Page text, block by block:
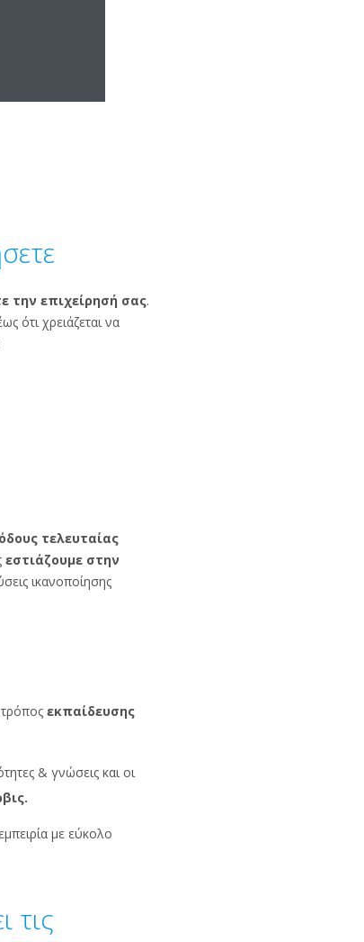
την επιχείρησή σας.
ότι χρειάζεται να
τελευταίας
εστιάζουμε στην
ικανοποίησης
εκπαίδευσης
& γνώσεις και οι
με εύκολο
τις